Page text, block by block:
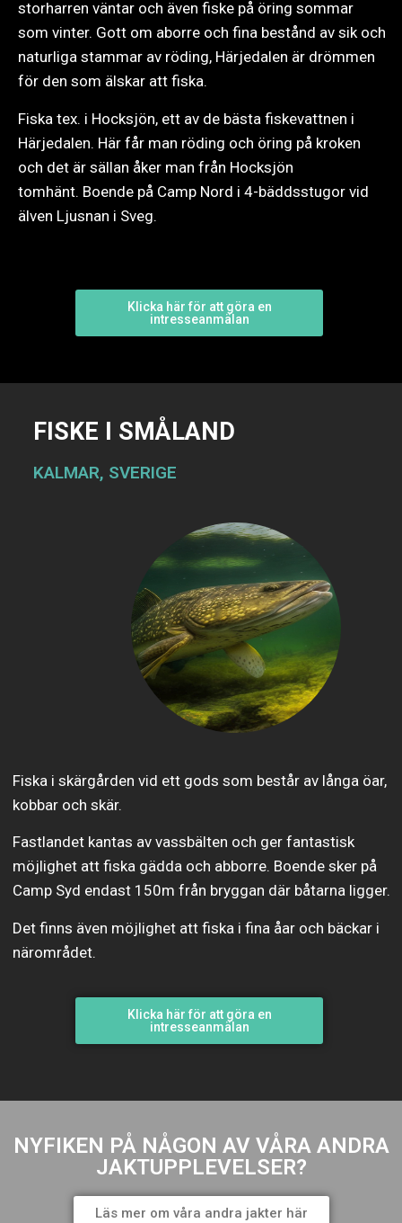
storharren väntar och även fiske på öring sommar
som vinter. Gott om aborre och fina bestånd av sik och
naturliga stammar av röding, Härjedalen är drömmen
för den som älskar att fiska.
Fiska tex. i Hocksjön, ett av de bästa fiskevattnen i
Härjedalen. Här får man röding och öring på kroken
och det är sällan åker man från Hocksjön
tomhänt. Boende på Camp Nord i 4-bäddsstugor vid
älven Ljusnan i Sveg.
Klicka här för att göra en
intresseanmälan
FISKE I SMÅLAND
KALMAR, SVERIGE
Fiska i skärgården vid ett gods som består av långa öar,
kobbar och skär.
Fastlandet kantas av vassbälten och ger fantastisk
möjlighet att fiska gädda och abborre. Boende sker på
Camp Syd endast 150m från bryggan där båtarna ligger.
Det finns även möjlighet att fiska i fina åar och bäckar i
närområdet.
Klicka här för att göra en
intresseanmälan
NYFIKEN PÅ NÅGON AV VÅRA ANDRA
JAKTUPPLEVELSER?
Läs mer om våra andra jakter här